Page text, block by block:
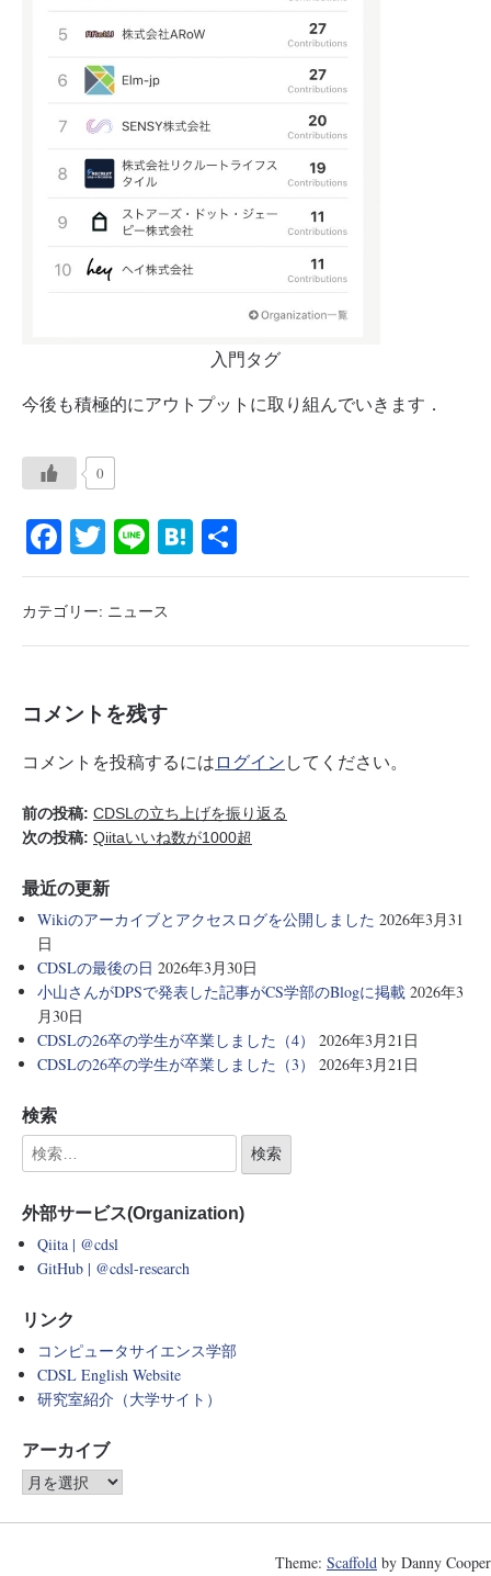
入門タグ
今後も積極的にアウトプットに取り組んでいきます．
0
Fa
ce
bo
ok
T
wi
tte
r
Li
ne
H
at
a
有
カテゴリー: ニュース
コメントを残す
コメントを投稿するにはログインしてください。
前の投稿: CDSLの立ち上げを振り返る
次の投稿: Qiitaいいね数が1000超
最近の更新
Wikiのアーカイブとアクセスログを公開しました 2026年3月31
日
CDSLの最後の日 2026年3月30日
小山さんがDPSで発表した記事がCS学部のBlogに掲載 2026年3
月30日
CDSLの26卒の学生が卒業しました（4）
2026年3月21日
CDSLの26卒の学生が卒業しました（3）
2026年3月21日
検索
外部サービス(Organization)
Qiita | @cdsl
GitHub | @cdsl-research
リンク
コンピュータサイエンス学部
CDSL English Website
研究室紹介（大学サイト）
アーカイブ
Theme: Scaffold by Danny Cooper